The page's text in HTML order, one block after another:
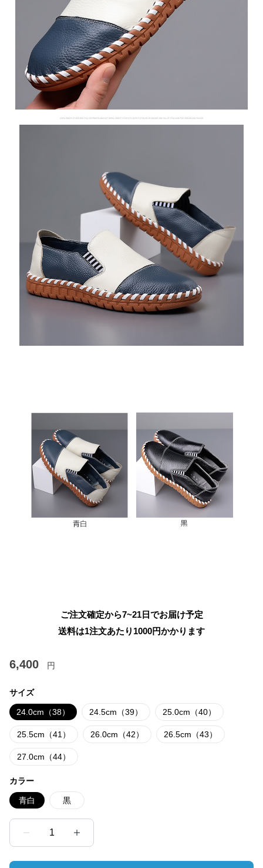
ご注文確定から7~21日でお届け予定
送料は1注文あたり 1000円かかります
6,400 円
サイズ
24.0cm（38） 24.5cm（39） 25.0cm（40）
25.5cm（41） 26.0cm（42） 26.5cm（43）
27.0cm（44）
カラー
青白 黒
1